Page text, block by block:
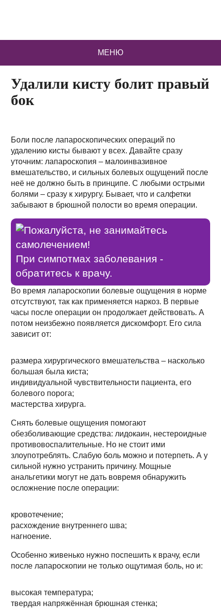
МЕНЮ
Удалили кисту болит правый
бок
Боли после лапароскопических операций по
удалению кисты бывают у всех. Давайте сразу
уточним: лапароскопия – малоинвазивное
вмешательство, и сильных болевых ощущений после
неё не должно быть в принципе. С любыми острыми
болями – сразу к хирургу. Бывает, что и салфетки
забывают в брюшной полости во время операции.
Пожалуйста, не занимайтесь
самолечением!
При симпотмах заболевания -
обратитесь к врачу.
Во время лапароскопии болевые ощущения в норме
отсутствуют, так как применяется наркоз. В первые
часы после операции он продолжает действовать. А
потом неизбежно появляется дискомфорт. Его сила
зависит от:
размера хирургического вмешательства – насколько
большая была киста;
индивидуальной чувствительности пациента, его
болевого порога;
мастерства хирурга.
Снять болевые ощущения помогают
обезболивающие средства: лидокаин, нестероидные
противовоспалительные. Но не стоит ими
злоупотреблять. Слабую боль можно и потерпеть. А у
сильной нужно устранить причину. Мощные
анальгетики могут не дать вовремя обнаружить
осложнение после операции:
кровотечение;
расхождение внутреннего шва;
нагноение.
Особенно живенько нужно поспешить к врачу, если
после лапароскопии не только ощутимая боль, но и:
высокая температура;
твердая напряжённая брюшная стенка;